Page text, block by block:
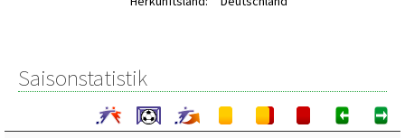
Saisonstatistik